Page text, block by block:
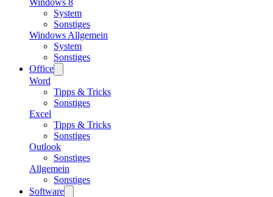
System
Sonstiges
Windows Allgemein
System
Sonstiges
Office
Word
Tipps & Tricks
Sonstiges
Excel
Tipps & Tricks
Sonstiges
Outlook
Sonstiges
Allgemein
Sonstiges
Software